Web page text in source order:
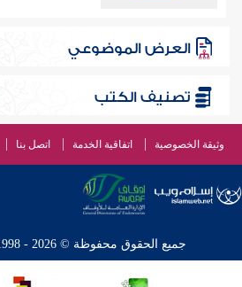
العرض الموضوعي
تصنيف الكتب
وثيقة الخصوصية اتفاقية الخدمة اتصل بنا
جميع الحقوق محفوظة © 2026 - 1998 لشبكة إسلام ويب